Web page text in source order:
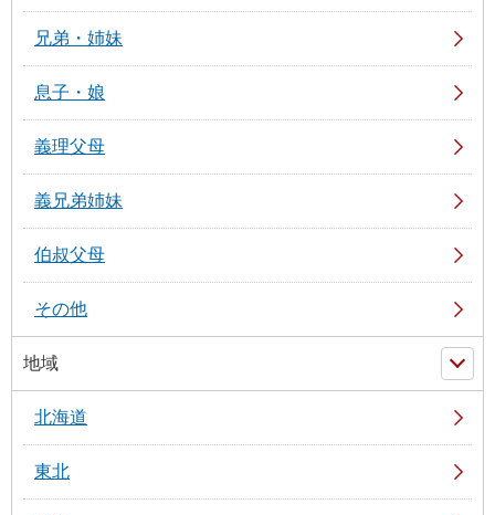
兄弟・姉妹
息子・娘
義理父母
義兄弟姉妹
伯叔父母
その他
地域
北海道
東北